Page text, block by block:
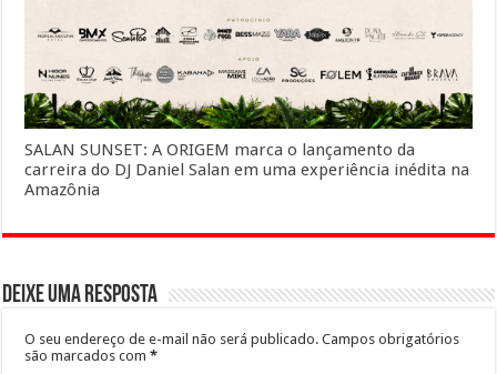
SALAN SUNSET: A ORIGEM marca o lançamento da
carreira do DJ Daniel Salan em uma experiência inédita na
Amazônia
Deixe uma resposta
O seu endereço de e-mail não será publicado. Campos obrigatórios
são marcados com*